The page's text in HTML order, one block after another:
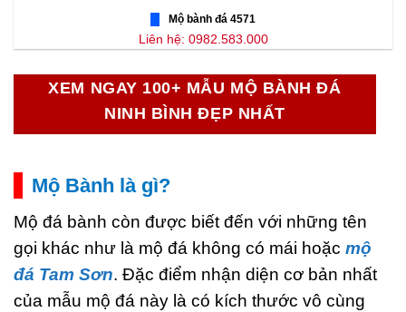
Mộ bành đá 4571
Liên hệ: 0982.583.000
XEM NGAY 100+ MẪU MỘ BÀNH ĐÁ
NINH BÌNH ĐẸP NHẤT
Mộ Bành là gì?
Mộ đá bành còn được biết đến với những tên
gọi khác như là mộ đá không có mái hoặc mộ
đá Tam Sơn. Đặc điểm nhận diện cơ bản nhất
của mẫu mộ đá này là có kích thước vô cùng